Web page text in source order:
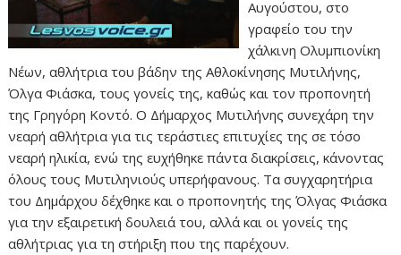
Αυγούστου, στο
γραφείο του την
χάλκινη Ολυμπιονίκη
Νέων, αθλήτρια του βάδην της Αθλοκίνησης Μυτιλήνης,
Όλγα Φιάσκα, τους γονείς της, καθώς και τον προπονητή
της Γρηγόρη Κοντό. Ο Δήμαρχος Μυτιλήνης συνεχάρη την
νεαρή αθλήτρια για τις τεράστιες επιτυχίες της σε τόσο
νεαρή ηλικία, ενώ της ευχήθηκε πάντα διακρίσεις, κάνοντας
όλους τους Μυτιληνιούς υπερήφανους. Τα συγχαρητήρια
του Δημάρχου δέχθηκε και ο προπονητής της Όλγας Φιάσκα
για την εξαιρετική δουλειά του, αλλά και οι γονείς της
αθλήτριας για τη στήριξη που της παρέχουν.